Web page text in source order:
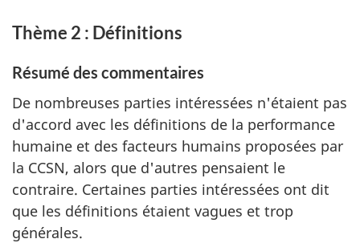
Thème 2 : Définitions
Résumé des commentaires
De nombreuses parties intéressées n'étaient pas
d'accord avec les définitions de la performance
humaine et des facteurs humains proposées par
la CCSN, alors que d'autres pensaient le
contraire. Certaines parties intéressées ont dit
que les définitions étaient vagues et trop
générales.